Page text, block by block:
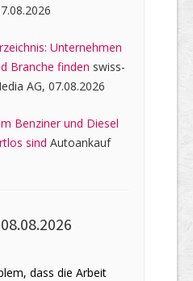
Unternehmen
Branche finden swiss-
AG, 07.08.2026
Benziner und Diesel
sind Autoankauf
08.08.2026
dass die Arbeit